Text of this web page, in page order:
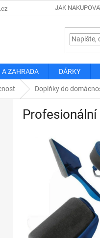
JAK
A ZAHRADA DÁRKY
Doplňky do